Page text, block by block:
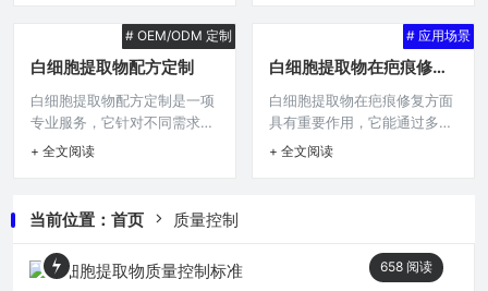
的价值，下面为大家介绍一些
相关的药用案例。 在肿瘤治疗
方面,白细胞提取物的应用呈现
出令人瞩目的成果，在一些难
治性实体肿瘤的临床研究中发
现，将特定的白细胞提取物与
传统化疗药物如顺铂、紫杉醇
等治疗的同时，辅以白细胞
细胞更新，有助于改善肌肤质
地，使肌肤更健康有活力；在
一定程度上可能增强肌肤免疫
力，帮助肌肤抵御外界刺激，
减少敏感等问题，但目前其应
用仍需进一步研究与规范。在
# OEM/ODM 定制
白细胞提取物配方定制
白细胞提取物配方定制是一项
专业服务，它针对不同需求，
依据具体情况对白细胞提取物
特定治疗、科研等方面的独特
要求，为相关领域提供定制化
的白细胞提取物配方，助力实
现精准化的应用，在医疗及科
+ 全文阅读
# 应用场景
白细胞提取物在疤痕修复
中的作用
白细胞提取物在疤痕修复方面
具有重要作用，它能通过多种
机制发挥功效，比如调节炎症
与迁移，为新组织生成提供必
要的细胞动力，助力疤痕组织
+ 全文阅读
当前位置： 首页 质量控制
658 阅读